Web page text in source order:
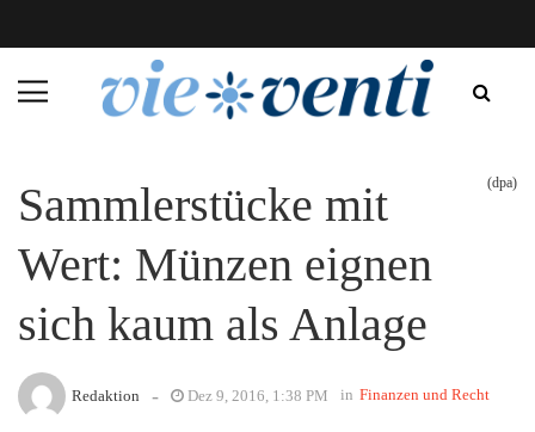
Sammlerstücke mit
Wert: Münzen eignen
sich kaum als Anlage
(dpa)
Redaktion - Dez 9, 2016, 1:38 PM in Finanzen und Recht